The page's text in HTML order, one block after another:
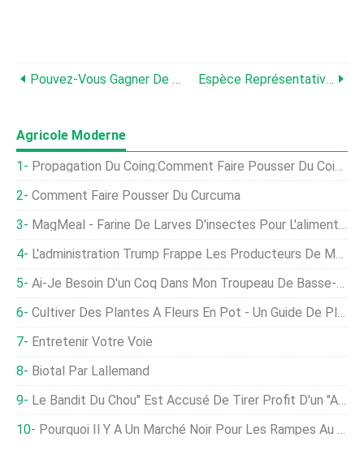
Pouvez-Vous Gagner De L'argent En Élevant Des Faisans ? Espèce Représentative Du Paon
Agricole Moderne
Propagation Du Coing:Comment Faire Pousser Du Coing À Partir De Boutures
Comment Faire Pousser Du Curcuma
MagMeal - Farine De Larves D'insectes Pour L'alimentation Animale
L'administration Trump Frappe Les Producteurs De Maïs Avec D'énormes Dérogations À L'éthanol
Ai-Je Besoin D'un Coq Dans Mon Troupeau De Basse-Cour?
Cultiver Des Plantes À Fleurs En Pot - Un Guide De Plantation Complet
Entretenir Votre Voie
Biotal Par Lallemand
Le Bandit Du Chou" Est Accusé De Tirer Profit D'un "accaparement Des Terres, ’ Selon La Ville De Tshwane
Pourquoi Il Y A Un Marché Noir Pour Les Rampes Au Québec